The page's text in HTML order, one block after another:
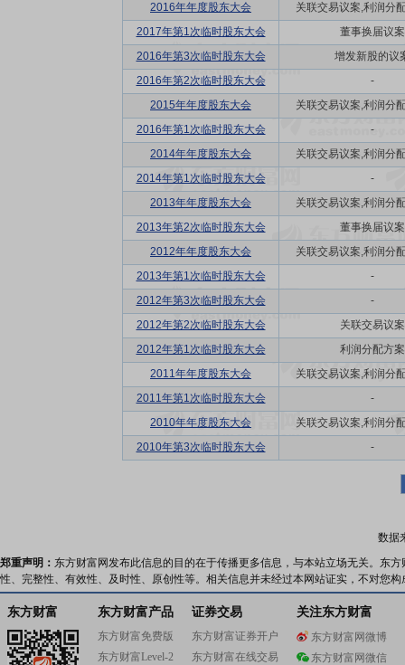
2016年年度股东大会
关联交易议案,利润分
2017年第1次临时股东大会
董事换届议案
2016年第3次临时股东大会
增发新股的议
2016年第2次临时股东大会
-
2015年年度股东大会
关联交易议案,利润分
2016年第1次临时股东大会
-
2014年年度股东大会
关联交易议案,利润分
2014年第1次临时股东大会
-
2013年年度股东大会
关联交易议案,利润分
2013年第2次临时股东大会
董事换届议案
2012年年度股东大会
关联交易议案,利润分
2013年第1次临时股东大会
-
2012年第3次临时股东大会
-
2012年第2次临时股东大会
关联交易议案
2012年第1次临时股东大会
利润分配方案
2011年年度股东大会
关联交易议案,利润分
2011年第1次临时股东大会
-
2010年年度股东大会
关联交易议案,利润分
2010年第3次临时股东大会
-
数据
郑重声明： 东方财富网发布此信息的目的在于传播更多信息，与本站立场无关。东
性、完整性、有效性、及时性、原创性等。相关信息并未经过本网站证实，不对您
东方财富 东方财富产品
东方财富免费版
东方财富Level-2
证券交易
东方财富证券开户
东方财富在线交易
关注东方财富
东方财富网微博
东方财富网微信